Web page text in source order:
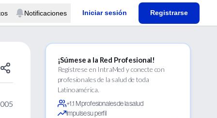
Notificaciones Iniciar sesión Registrarse
¡Súmese a la Red Profesional!
Regístrese en IntraMed y conecte con
profesionales de la salud de toda
Latinoamérica.
+1.1 M profesionales de la salud
Impulse su perfil